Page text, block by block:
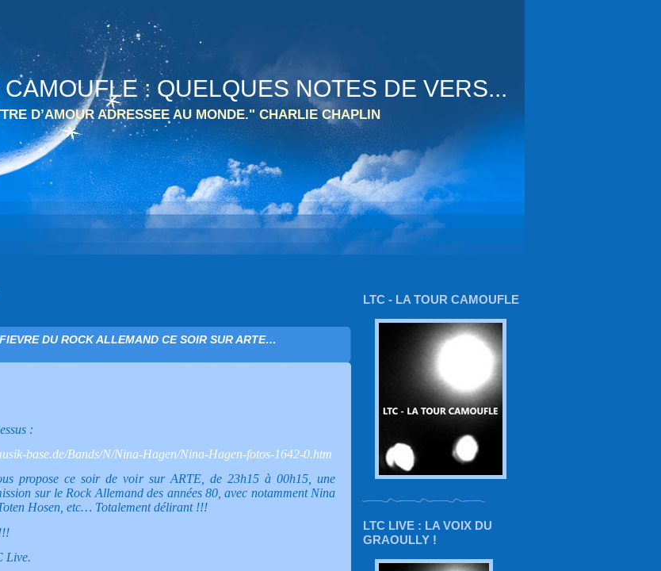
CAMOUFLE : QUELQUES NOTES DE VERS...
D’AMOUR ADRESSEE AU MONDE." CHARLIE CHAPLIN
LTC - LA TOUR CAMOUFLE
LTC LIVE : LA VOIX DU
GRAOULLY !
DU ROCK ALLEMAND CE SOIR SUR ARTE…
:
base.de/Bands/N/Nina-Hagen/Nina-Hagen-fotos-1642-0.htm
propose ce soir de voir sur ARTE, de 23h15 à 00h15, une
sur le Rock Allemand des années 80, avec notamment Nina
Hosen, etc… Totalement délirant !!!
Live.